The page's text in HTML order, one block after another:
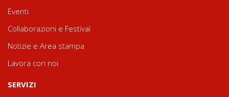
Eventi
Collaborazioni e Festival
Notizie e Area stampa
Lavora con noi
SERVIZI